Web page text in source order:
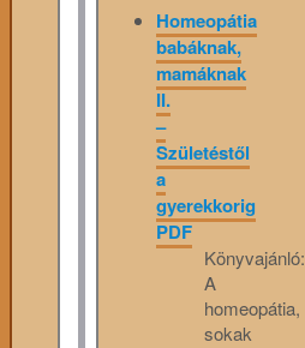
Homeopátia
babáknak,
mamáknak
II.
–
Születéstől
a
gyerekkorig
PDF
Könyvajánló:
A
homeopátia,
sokak